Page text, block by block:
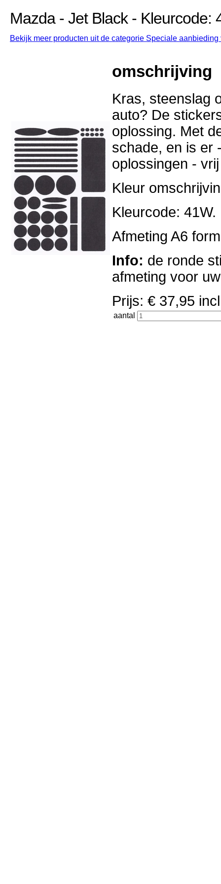
Mazda - Jet Black - Kleurcode:
Bekijk meer producten uit de categorie Speciale aanbieding
omschrijving
Kras, steenslag
auto? De
oplossing. Met
schade, en is er
oplossingen -
Kleur
Kleurcode: 41W.
Afmeting A6
Info: de ronde
afmeting voor
Prijs: € 37,95
aantal